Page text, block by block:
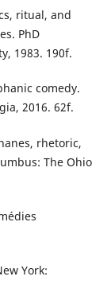
ritual, and
PhD
1983. 190f.
comedy.
2016. 62f.
rhetoric,
The Ohio
York: